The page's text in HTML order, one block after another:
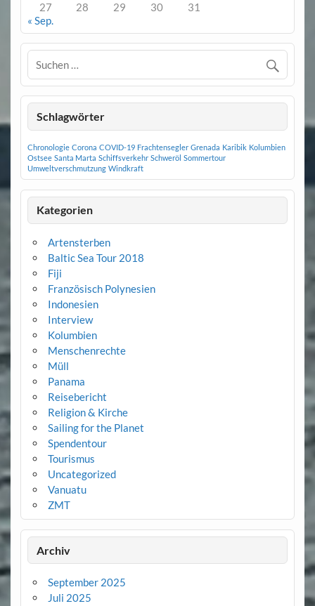
27
28 29 30
31
« Sep.
Schlagwörter
Chronologie Corona COVID-19 Frachtensegler Grenada Karibik Kolumbien
Ostsee Santa Marta Schiffsverkehr Schweröl Sommertour
Umweltverschmutzung Windkraft
Kategorien
Artensterben
Baltic Sea Tour 2018
Fiji
Französisch Polynesien
Indonesien
Interview
Kolumbien
Menschenrechte
Müll
Panama
Reisebericht
Religion & Kirche
Sailing for the Planet
Spendentour
Tourismus
Uncategorized
Vanuatu
ZMT
Archiv
September 2025
Juli 2025